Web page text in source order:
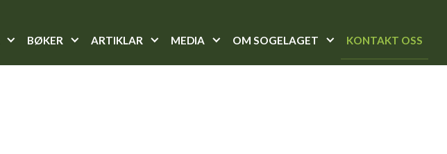
BØKER ARTIKLAR MEDIA OM SOGELAGET KONTAKT OSS